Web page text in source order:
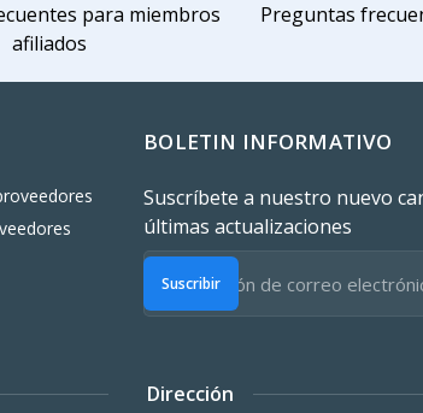
para miembros
afiliados
Preguntas
BOLETIN INFORMATIVO
Suscríbete a nuestro nuevo
últimas actualizaciones
Suscribir
Dirección